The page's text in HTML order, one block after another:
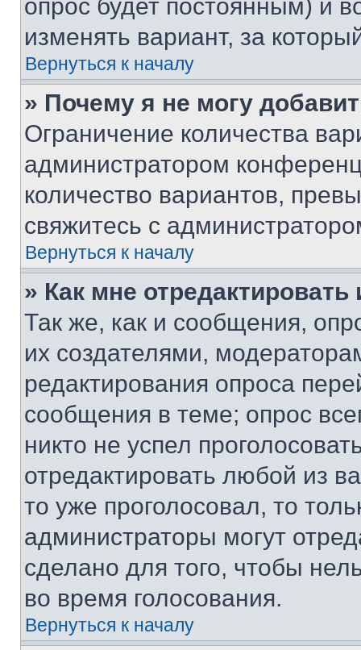
опрос будет постоянным) и
изменять вариант, за
Вернуться к началу
» Почему я не могу
Ограничение количества
администратором
количество вариантов,
свяжитесь с
Вернуться к началу
» Как мне
Так же, как и сообщения,
их создателями,
редактирования опроса
сообщения в теме; опрос
никто не успел
отредактировать любой из
то уже проголосовал, то
администраторы могут
сделано для того, чтобы
во время голосования.
Вернуться к началу